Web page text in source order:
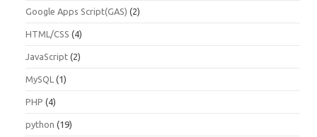
Google Apps Script(GAS) (2)
HTML/CSS (4)
JavaScript (2)
MySQL (1)
PHP (4)
python (19)